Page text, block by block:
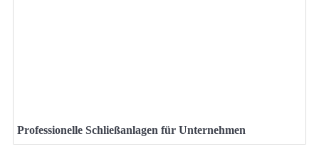
Professionelle Schließanlagen für Unternehmen